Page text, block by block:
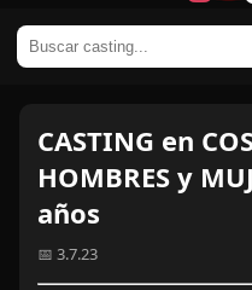
CASTING en
HOMBRES y
años
📅 3.7.23